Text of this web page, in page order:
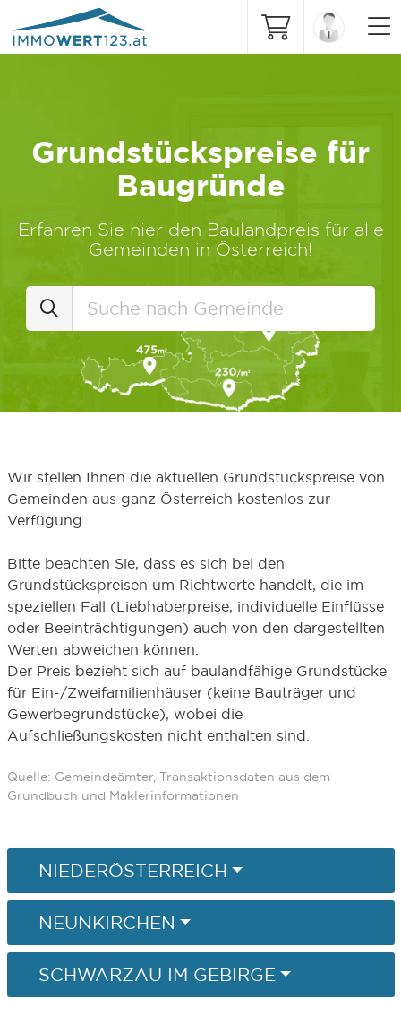
Grundstückspreise für
Baugründe
Erfahren Sie hier den Baulandpreis für alle
Gemeinden in Österreich!
Wir stellen Ihnen die aktuellen Grundstückspreise von
Gemeinden aus ganz Österreich kostenlos zur
Verfügung.
Bitte beachten Sie, dass es sich bei den
Grundstückspreisen um Richtwerte handelt, die im
speziellen Fall (Liebhaberpreise, individuelle Einflüsse
oder Beeinträchtigungen) auch von den dargestellten
Werten abweichen können.
Der Preis bezieht sich auf baulandfähige Grundstücke
für Ein-/Zweifamilienhäuser (keine Bauträger und
Gewerbegrundstücke), wobei die
Aufschließungskosten nicht enthalten sind.
Quelle: Gemeindeämter, Transaktionsdaten aus dem
Grundbuch und Maklerinformationen
NIEDERÖSTERREICH
NEUNKIRCHEN
SCHWARZAU IM GEBIRGE